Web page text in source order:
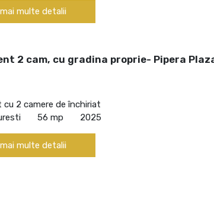
multe detalii
2 cam, cu gradina proprie- Pipera
2 camere de închiriat
56 mp 2025
multe detalii